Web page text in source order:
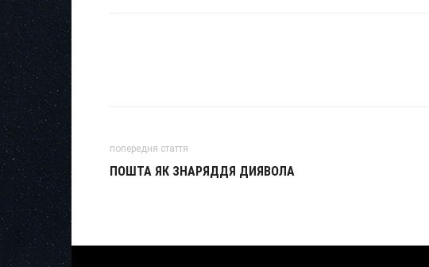
попередня стаття
ПОШТА ЯК ЗНАРЯДДЯ ДИЯВОЛА